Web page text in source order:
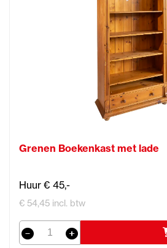
Grenen Boekenkast met lade
Huur € 45,-
€ 54,45 incl. btw